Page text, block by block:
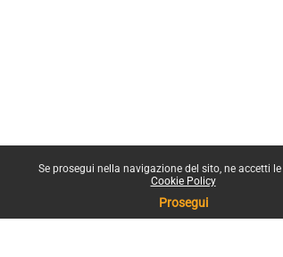
Se prosegui nella navigazione del sito, ne accetti
Cookie Policy
Prosegui